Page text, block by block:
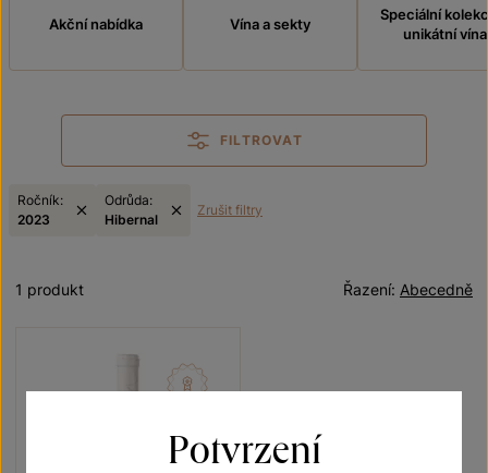
Akční nabídka Vína a sekty
Speciální
unikátní vína
FILTROVAT
Ročník:
2023
Odrůda:
Hibernal
Zrušit filtry
Abecedně
Řazení:
1 produkt
Potvrzení